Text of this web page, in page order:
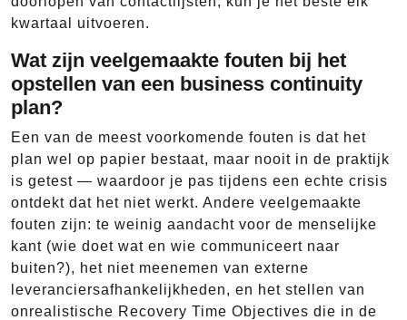
kwartaal uitvoeren.
Wat zijn veelgemaakte fouten bij het
opstellen van een business continuity
plan?
Een van de meest voorkomende fouten is dat het
plan wel op papier bestaat, maar nooit in de praktijk
is getest — waardoor je pas tijdens een echte crisis
ontdekt dat het niet werkt. Andere veelgemaakte
fouten zijn: te weinig aandacht voor de menselijke
kant (wie doet wat en wie communiceert naar
buiten?), het niet meenemen van externe
leveranciersafhankelijkheden, en het stellen van
onrealistische Recovery Time Objectives die in de